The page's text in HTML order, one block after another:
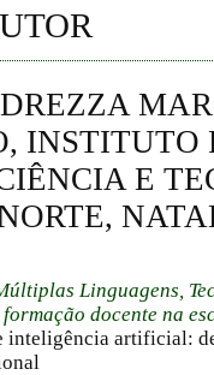
INSTITUTO
E
Linguagens,
docente na
inteligência artificial: